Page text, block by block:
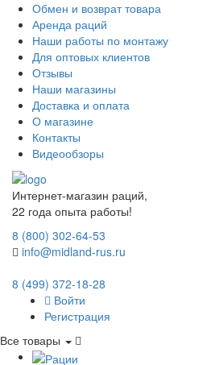
Обмен и возврат товара
Аренда раций
Наши работы по монтажу
Для оптовых клиентов
Отзывы
Наши магазины
Доставка и оплата
О магазине
Контакты
Видеообзоры
Интернет-магазин раций,
22 года опыта работы!
8 (800) 302-64-53
info@midland-rus.ru
8 (499) 372-18-28
Войти
Регистрация
Все товары